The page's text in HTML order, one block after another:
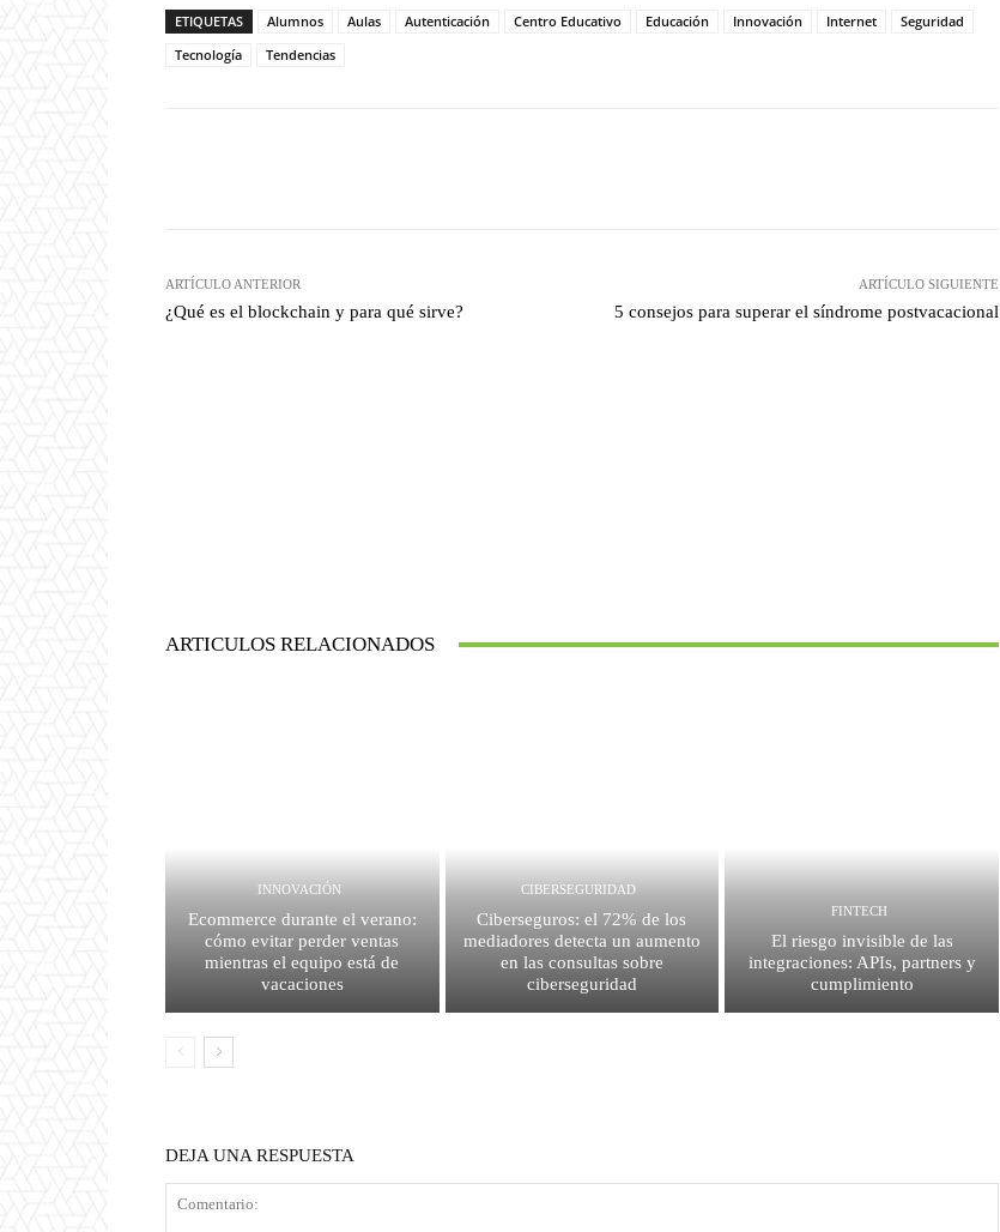
ETIQUETAS Alumnos Aulas Autenticación Centro Educativo Educación Innovación Internet
Seguridad
Tecnología
Tendencias
ARTÍCULO ANTERIOR
¿Qué es el blockchain y para qué sirve?
ARTÍCULO SIGUIENTE
5 consejos para superar el síndrome postvacacional
ARTICULOS RELACIONADOS
INNOVACIÓN
Ecommerce durante el verano:
cómo evitar perder ventas
mientras el equipo está de
vacaciones
CIBERSEGURIDAD
Ciberseguros: el 72% de los
mediadores detecta un aumento
en las consultas sobre
ciberseguridad
FINTECH
El riesgo invisible de las
integraciones: APIs, partners y
cumplimiento
DEJA UNA RESPUESTA